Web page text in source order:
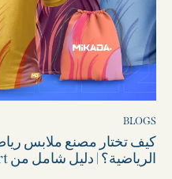
BLOGS
كيف تختار مصنع ملابس
الرياضية؟ | دليل شامل من Mikada Sport